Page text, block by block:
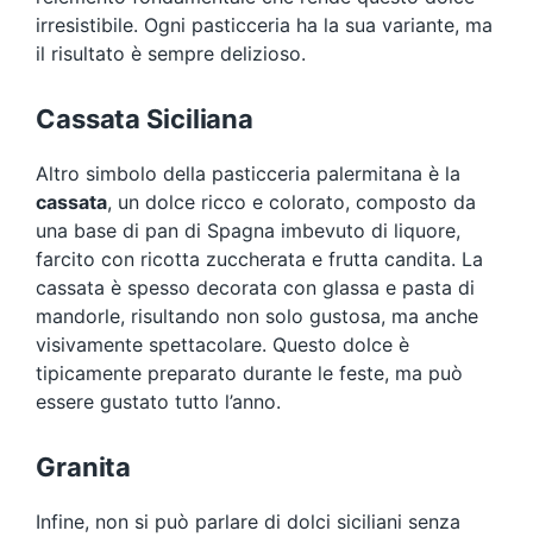
irresistibile. Ogni pasticceria ha la sua variante, ma
il risultato è sempre delizioso.
Cassata Siciliana
Altro simbolo della pasticceria palermitana è la
cassata, un dolce ricco e colorato, composto da
una base di pan di Spagna imbevuto di liquore,
farcito con ricotta zuccherata e frutta candita. La
cassata è spesso decorata con glassa e pasta di
mandorle, risultando non solo gustosa, ma anche
visivamente spettacolare. Questo dolce è
tipicamente preparato durante le feste, ma può
essere gustato tutto l’anno.
Granita
Infine, non si può parlare di dolci siciliani senza